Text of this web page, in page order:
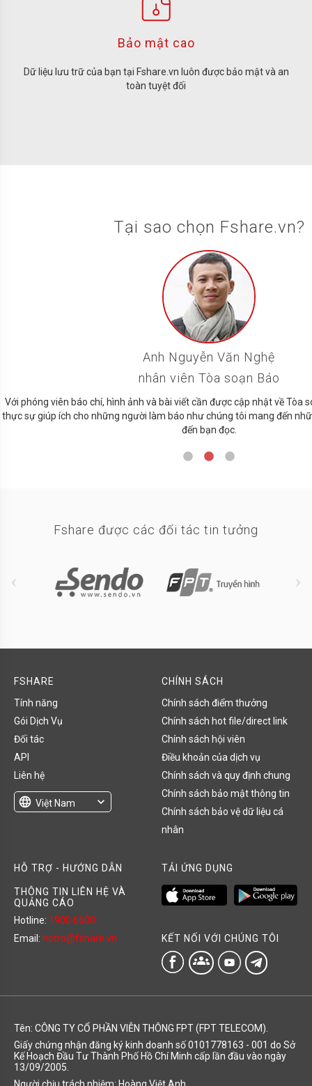
Bảo mật cao
Dữ liệu lưu trữ của bạn tại Fshare.vn luôn được bảo mật và an
toàn tuyệt đối
Tại sao chọn Fshare.vn?
Anh Nguyễn Văn Nghệ
nhân viên Tòa soạn Báo
Với phóng viên báo chí, hình ảnh và bài viết cần được cập nhật về Tòa
thực sự giúp ích cho những người làm báo như chúng tôi mang đến
đến bạn đọc.
Fshare được các đối tác tin tưởng
FSHARE
Tính năng
Gói Dịch Vụ
Đối tác
API
Liên hệ
language Việt Nam
expand_more
CHÍNH SÁCH
Chính sách điểm thưởng
Chính sách hot file/direct link
Chính sách hội viên
Điều khoản của dịch vụ
Chính sách và quy định chung
Chính sách bảo mật thông tin
Chính sách bảo vệ dữ liệu cá
nhân
HỖ TRỢ - HƯỚNG DẪN
THÔNG TIN LIÊN HỆ VÀ
QUẢNG CÁO
Hotline: 1900 6600
Email: hotro@fshare.vn
TẢI ỨNG DỤNG
KẾT NỐI VỚI CHÚNG TÔI
groups
Tên: CÔNG TY CỔ PHẦN VIỄN THÔNG FPT (FPT TELECOM).
Giấy chứng nhận đăng ký kinh doanh số 0101778163 - 001 do Sở
Kế Hoạch Đầu Tư Thành Phố Hồ Chí Minh cấp lần đầu vào ngày
13/09/2005.